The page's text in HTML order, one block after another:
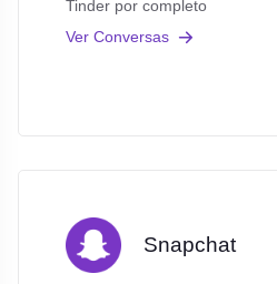
Tinder por completo
Ver Conversas
Snapchat